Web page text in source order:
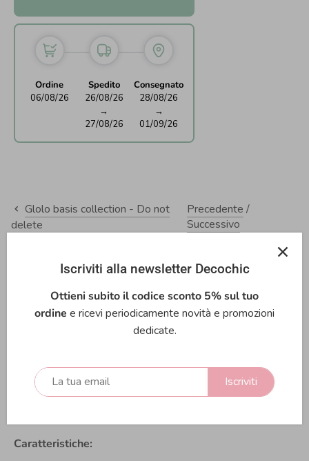
Ordine
06/08/26
Spedito
26/08/26
→
27/08/26
Consegnato
28/08/26
→
01/09/26
Glolo basis collection - Do not
delete
Precedente /
Successivo
Materiale:Vinile Adesivo Liscio e Opaco
Dimensione:
12 tondo 7 cm
20 tondi 5 cm
Caratteristiche:
Iscriviti alla newsletter Decochic
Ottieni subito il codice sconto 5% sul tuo
ordine e ricevi periodicamente novità e promozioni
dedicate.
Iscriviti